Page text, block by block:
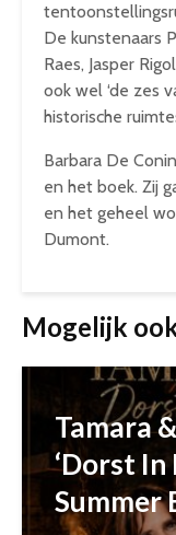
De kunstenaars
Raes, Jasper
ook wel ‘de zes
historische
Barbara De
en het boek. Zij
en het geheel
Dumont.
Mogelijk
Tamara
‘Dorst In
Summer